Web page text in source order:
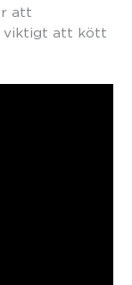
att
viktigt att kött